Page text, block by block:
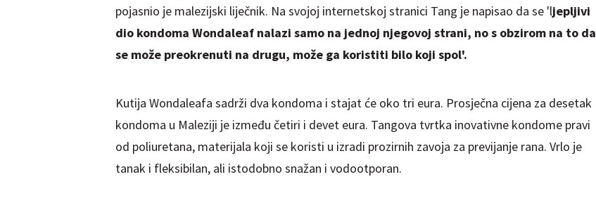
pojasnio je malezijski liječnik. Na svojoj internetskoj stranici Tang je napisao da se 'ljepljivi
dio kondoma Wondaleaf nalazi samo na jednoj njegovoj strani, no s obzirom na to da
se može preokrenuti na drugu, može ga koristiti bilo koji spol'.
Kutija Wondaleafa sadrži dva kondoma i stajat će oko tri eura. Prosječna cijena za desetak
kondoma u Maleziji je između četiri i devet eura. Tangova tvrtka inovativne kondome pravi
od poliuretana, materijala koji se koristi u izradi prozirnih zavoja za previjanje rana. Vrlo je
tanak i fleksibilan, ali istodobno snažan i vodootporan.